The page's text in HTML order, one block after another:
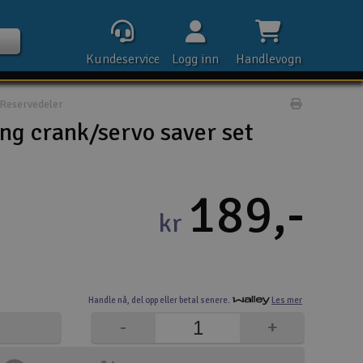
Handlevogn
Logg inn
Kundeservice
Reservedeler
crank/servo saver set
Handle nå, del opp eller betal senere. Les mer
kr 189,-
+
-